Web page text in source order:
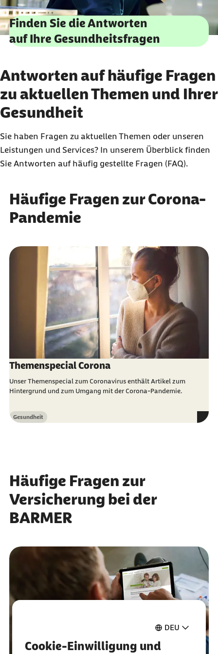
DEU
Cookie-Einwilligung und
Finden Sie die Antworten
auf Ihre Gesundheitsfragen
Antworten auf häufige Fragen
zu aktuellen Themen und Ihrer
Gesundheit
Sie haben Fragen zu aktuellen Themen oder unseren
Leistungen und Services? In unserem Überblick finden
Sie Antworten auf häufig gestellte Fragen (FAQ).
Häufige Fragen zur Corona-
Pandemie
Themenspecial Corona
Unser Themenspecial zum Coronavirus enthält Artikel zum
Hintergrund und zum Umgang mit der Corona-Pandemie.
Kategorie
Gesundheit
Häufige Fragen zur
Versicherung bei der
BARMER